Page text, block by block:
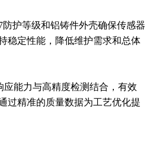
护等级和铝铸件外壳确保传感器
稳定性能，降低维护需求和总体
能力与高精度检测结合，有效
过精准的质量数据为工艺优化提